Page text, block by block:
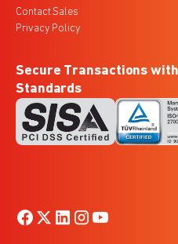
Contact Sales
Privacy Policy
Secure Transactions
Standards